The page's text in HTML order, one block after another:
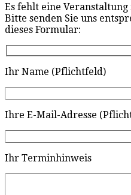
Es fehlt eine
Bitte senden Sie uns
dieses Formular:
Ihr Name (Pflichtfeld)
Ihre E-Mail-Adresse
Ihr Terminhinweis